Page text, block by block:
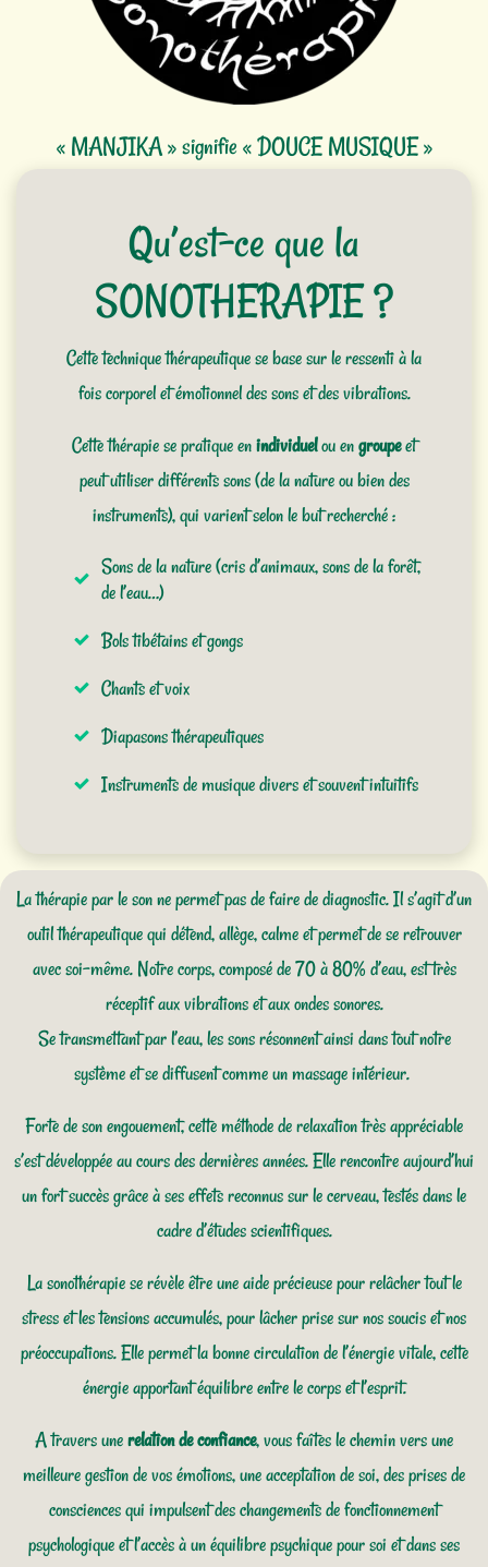
« MANJIKA » signifie « DOUCE MUSIQUE »
Qu’est-ce que la
SONOTHERAPIE ?
Cette technique thérapeutique se base sur le ressenti à la
fois corporel et émotionnel des sons et des vibrations.
Cette thérapie se pratique enindividuelou engroupeet
peut utiliser différents sons (de la nature ou bien des
instruments), qui varient selon le but recherché :
Sons de la nature (cris d’animaux, sons de la forêt,
de l’eau…)
Bols tibétains et gongs
Chants et voix
Diapasons thérapeutiques
Instruments de musique divers et souvent intuitifs
La thérapie par le son ne permet pas de faire de diagnostic. Il s’agit d’un
outil thérapeutique qui détend, allège, calme et permet de se retrouver
avec soi-même. Notre corps, composé de 70 à 80% d’eau, est très
réceptif aux vibrations et aux ondes sonores.
Se transmettant par l’eau, les sons résonnent ainsi dans tout notre
système et se diffusent comme un massage intérieur.
Forte de son engouement, cette méthode de relaxation très appréciable
s’est développée au cours des dernières années. Elle rencontre aujourd’hui
un fort succès grâce à ses effets reconnus sur le cerveau, testés dans le
cadre d’études scientifiques.
La sonothérapie se révèle être une aide précieuse pour relâcher tout le
stress et les tensions accumulés, pour lâcher prise sur nos soucis et nos
préoccupations. Elle permet la bonne circulation de l’énergie vitale, cette
énergie apportant équilibre entre le corps et l’esprit.
A travers unerelation de confiance, vous faîtes le chemin vers une
meilleure gestion de vos émotions, une acceptation de soi, des prises de
consciences qui impulsent des changements de fonctionnement
psychologique et l’accès à un équilibre psychique pour soi et dans ses